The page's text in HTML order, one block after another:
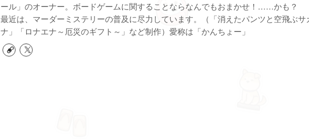
ール」のオーナー。ボードゲームに関することならなんでもおまかせ！……かも？
最近は、マーダーミステリーの普及に尽力しています。（「消えたパンツと空飛ぶサ
ナ」「ロナエナ～厄災のギフト～」など制作）愛称は「かんちょー」